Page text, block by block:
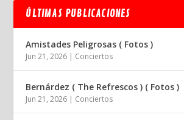
ÚLTIMAS PUBLICACIONES
Amistades Peligrosas ( Fotos )
Jun 21, 2026 | Conciertos
Bernárdez ( The Refrescos ) ( Fotos )
Jun 21, 2026 | Conciertos